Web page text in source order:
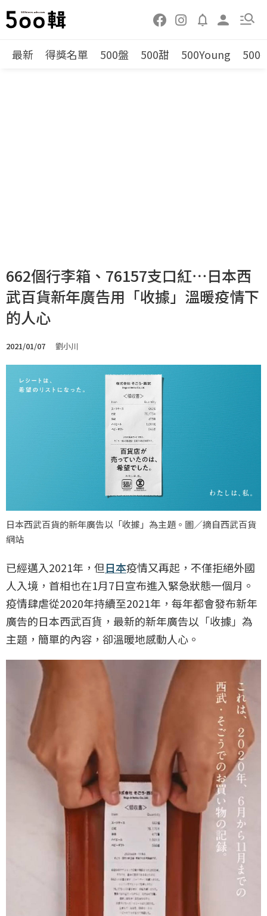
最新 得獎名單 500盤 500甜 500Young 500
662個行李箱、76157支口紅⋯日本西
武百貨新年廣告用「收據」溫暖疫情下
的人心
2021/01/07 劉小川
日本西武百貨的新年廣告以「收據」為主題。圖／摘自西武百貨
網站
已經邁入2021年，但日本疫情又再起，不僅拒絕外國
人入境，首相也在1月7日宣布進入緊急狀態一個月。
疫情肆虐從2020年持續至2021年，每年都會發布新年
廣告的日本西武百貨，最新的新年廣告以「收據」為
主題，簡單的內容，卻溫暖地感動人心。